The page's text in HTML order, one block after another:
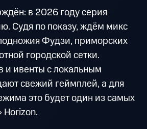
в 2026 году серия
Судя по показу, ждём микс
Фудзи, приморских
городской сетки.
и ивенты с локальным
свежий геймплей, а для
это будет один из самых
Horizon.